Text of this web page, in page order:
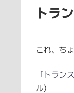
トラ
これ、ち
「トラン
ル）